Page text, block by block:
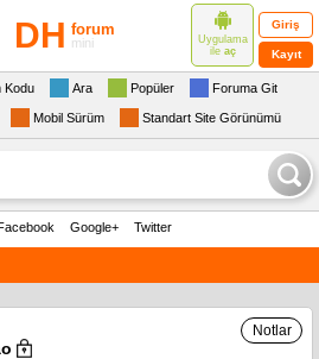
DH forum
mini
Uygulama
ile aç
Giriş
Kayıt
Kodu Ara Popüler Foruma Git
Mobil Sürüm Standart Site Görünümü
Google+ Twitter
Notlar